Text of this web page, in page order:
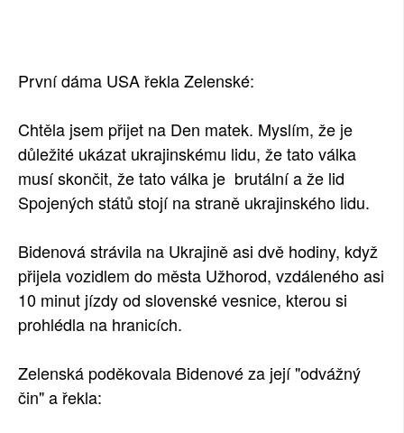
První dáma USA řekla Zelenské:
Chtěla jsem přijet na Den matek. Myslím, že je
důležité ukázat ukrajinskému lidu, že tato válka
musí skončit, že tato válka je brutální a že lid
Spojených států stojí na straně ukrajinského lidu.
Bidenová strávila na Ukrajině asi dvě hodiny, když
přijela vozidlem do města Užhorod, vzdáleného asi
10 minut jízdy od slovenské vesnice, kterou si
prohlédla na hranicích.
Zelenská poděkovala Bidenové za její "odvážný
čin" a řekla: